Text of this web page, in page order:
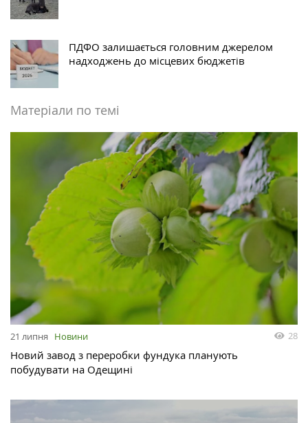
ПДФО залишається головним джерелом
надходжень до місцевих бюджетів
Матеріали по темі
21 липня Новини 28
Новий завод з переробки фундука планують
побудувати на Одещині